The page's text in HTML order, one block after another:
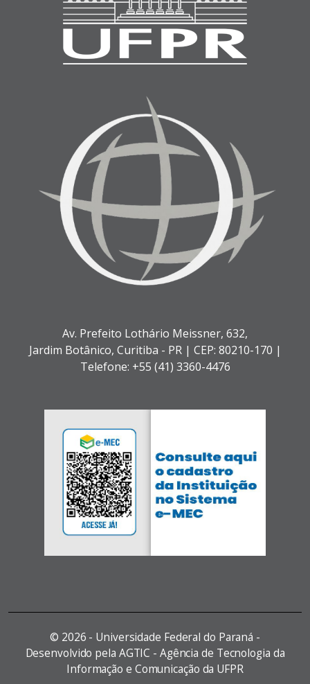
Av. Prefeito Lothário Meissner, 632,
Jardim Botânico, Curitiba - PR | CEP: 80210-170 |
Telefone: +55 (41) 3360-4476
© 2026 - Universidade Federal do Paraná -
Desenvolvido pela AGTIC - Agência de Tecnologia da
Informação e Comunicação da UFPR